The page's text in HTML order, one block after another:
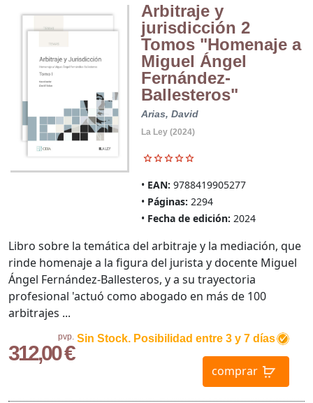
Arbitraje y
jurisdicción 2
Tomos "Homenaje a
Miguel Ángel
Fernández-
Ballesteros"
Arias, David
La Ley (2024)
EAN: 9788419905277
Páginas: 2294
Fecha de edición: 2024
pvp.
312,00 €
Sin Stock. Posibilidad entre 3 y 7 días
comprar
Libro sobre la temática del arbitraje y la mediación, que
rinde homenaje a la figura del jurista y docente Miguel
Ángel Fernández-Ballesteros, y a su trayectoria
profesional 'actuó como abogado en más de 100
arbitrajes ...